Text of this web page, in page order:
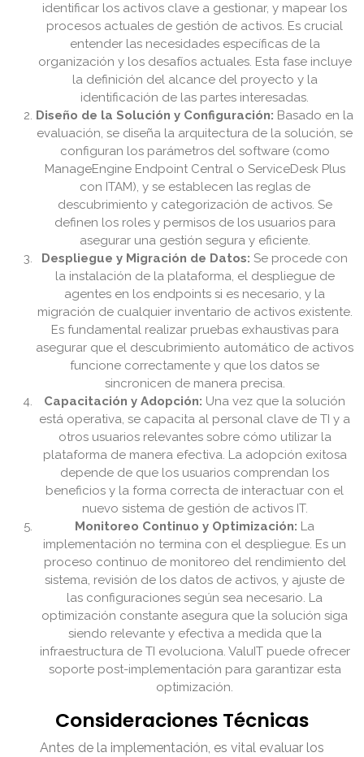
identificar los activos clave a gestionar, y mapear los
procesos actuales de gestión de activos. Es crucial
entender las necesidades específicas de la
organización y los desafíos actuales. Esta fase incluye
la definición del alcance del proyecto y la
identificación de las partes interesadas.
Diseño de la Solución y Configuración: Basado en la
evaluación, se diseña la arquitectura de la solución, se
configuran los parámetros del software (como
ManageEngine Endpoint Central o ServiceDesk Plus
con ITAM), y se establecen las reglas de
descubrimiento y categorización de activos. Se
definen los roles y permisos de los usuarios para
asegurar una gestión segura y eficiente.
Despliegue y Migración de Datos: Se procede con
la instalación de la plataforma, el despliegue de
agentes en los endpoints si es necesario, y la
migración de cualquier inventario de activos existente.
Es fundamental realizar pruebas exhaustivas para
asegurar que el descubrimiento automático de activos
funcione correctamente y que los datos se
sincronicen de manera precisa.
Capacitación y Adopción: Una vez que la solución
está operativa, se capacita al personal clave de TI y a
otros usuarios relevantes sobre cómo utilizar la
plataforma de manera efectiva. La adopción exitosa
depende de que los usuarios comprendan los
beneficios y la forma correcta de interactuar con el
nuevo sistema de gestión de activos IT.
Monitoreo Continuo y Optimización: La
implementación no termina con el despliegue. Es un
proceso continuo de monitoreo del rendimiento del
sistema, revisión de los datos de activos, y ajuste de
las configuraciones según sea necesario. La
optimización constante asegura que la solución siga
siendo relevante y efectiva a medida que la
infraestructura de TI evoluciona. ValuIT puede ofrecer
soporte post-implementación para garantizar esta
optimización.
Consideraciones Técnicas
Antes de la implementación, es vital evaluar los